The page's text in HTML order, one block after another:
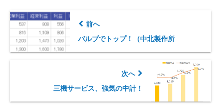
前へ
バルブでトップ！（中北製作所
次へ
三機サービス、強気の中計！